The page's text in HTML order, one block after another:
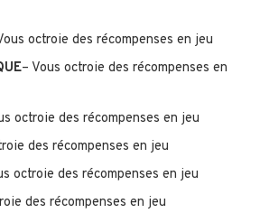
octroie des récompenses en jeu
– Vous octroie des récompenses en
octroie des récompenses en jeu
des récompenses en jeu
octroie des récompenses en jeu
des récompenses en jeu